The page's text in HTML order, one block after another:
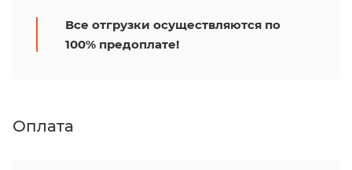
Все отгрузки осуществляются по
100% предоплате!
Оплата